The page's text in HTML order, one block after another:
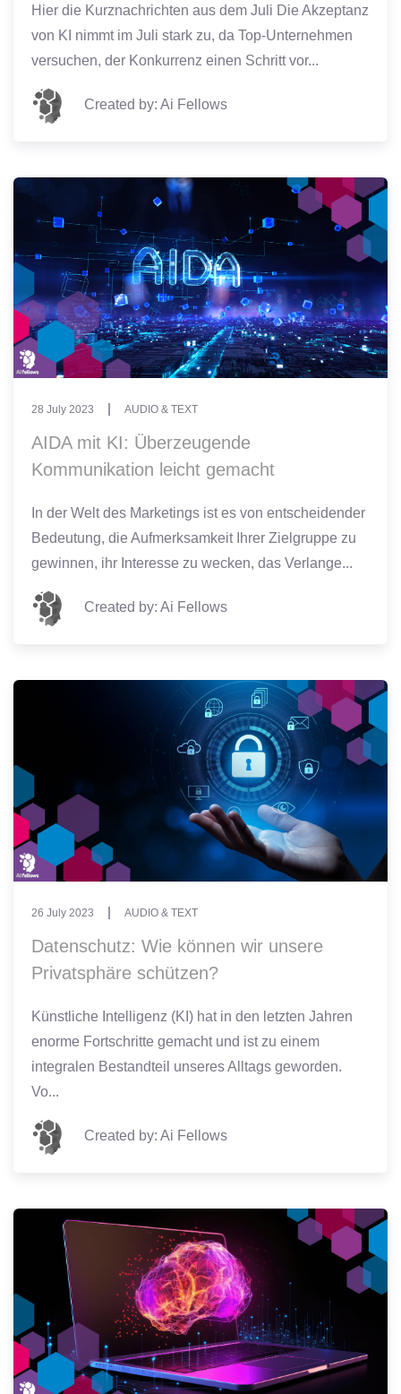
Hier die Kurznachrichten aus dem Juli Die Akzeptanz
von KI nimmt im Juli stark zu, da Top-Unternehmen
versuchen, der Konkurrenz einen Schritt vor...
Created by: Ai Fellows
28 July 2023 AUDIO & TEXT
AIDA mit KI: Überzeugende
Kommunikation leicht gemacht
In der Welt des Marketings ist es von entscheidender
Bedeutung, die Aufmerksamkeit Ihrer Zielgruppe zu
gewinnen, ihr Interesse zu wecken, das Verlange...
Created by: Ai Fellows
26 July 2023 AUDIO & TEXT
Datenschutz: Wie können wir unsere
Privatsphäre schützen?
Künstliche Intelligenz (KI) hat in den letzten Jahren
enorme Fortschritte gemacht und ist zu einem
integralen Bestandteil unseres Alltags geworden.
Vo...
Created by: Ai Fellows